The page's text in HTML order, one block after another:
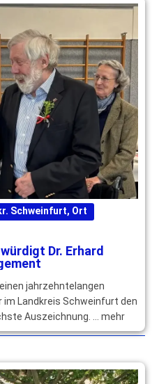
Schweinfurt, Ort
Dr. Erhard
jahrzehntelangen
im Landkreis Schweinfurt den
Auszeichnung. … mehr